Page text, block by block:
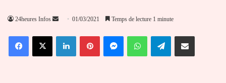
24heures Infos
Envoyer
courriel
01/03/2021 Temps de lecture 1 minute
FacebookX LinkedinPinterestMessengerWhatsAppTelegramPartager par email